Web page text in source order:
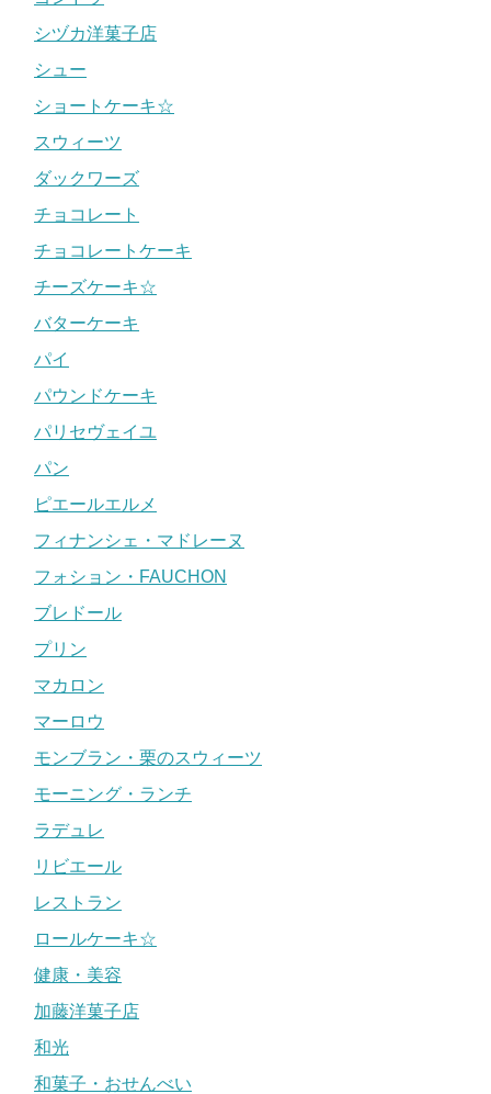
シヅカ洋菓子店
シュー
ショートケーキ☆
スウィーツ
ダックワーズ
チョコレート
チョコレートケーキ
チーズケーキ☆
バターケーキ
パイ
パウンドケーキ
パリセヴェイユ
パン
ピエールエルメ
フィナンシェ・マドレーヌ
フォション・FAUCHON
ブレドール
プリン
マカロン
マーロウ
モンブラン・栗のスウィーツ
モーニング・ランチ
ラデュレ
リビエール
レストラン
ロールケーキ☆
健康・美容
加藤洋菓子店
和光
和菓子・おせんべい